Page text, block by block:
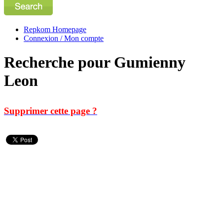
Repkom Homepage
Connexion / Mon compte
Recherche pour Gumienny
Leon
Supprimer cette page ?